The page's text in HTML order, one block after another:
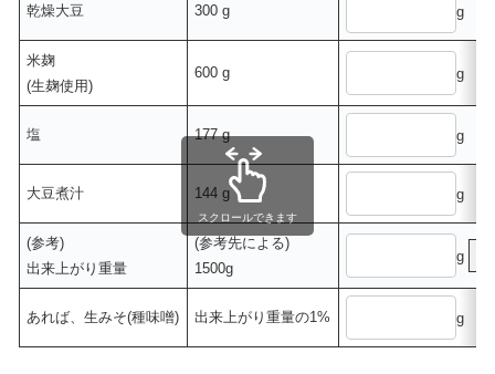
乾燥大豆 300 g g
米麹
(生麹使用)
600 g g
塩 177 g g
大豆煮汁 144 g g
(参考)
出来上がり重量
(参考先による)
1500g
g
あれば、生みそ(種味噌) 出来上がり重量の1% g
スクロールできます